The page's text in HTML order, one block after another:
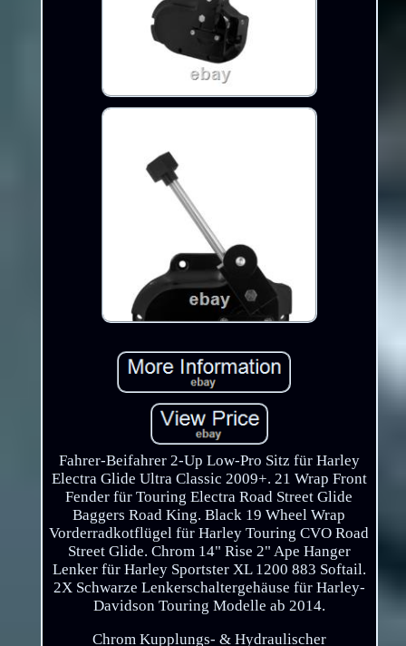
Fahrer-Beifahrer 2-Up Low-Pro Sitz für Harley
Electra Glide Ultra Classic 2009+. 21 Wrap Front
Fender für Touring Electra Road Street Glide
Baggers Road King. Black 19 Wheel Wrap
Vorderradkotflügel für Harley Touring CVO Road
Street Glide. Chrom 14" Rise 2" Ape Hanger
Lenker für Harley Sportster XL 1200 883 Softail.
2X Schwarze Lenkerschaltergehäuse für Harley-
Davidson Touring Modelle ab 2014.
Chrom Kupplungs- & Hydraulischer